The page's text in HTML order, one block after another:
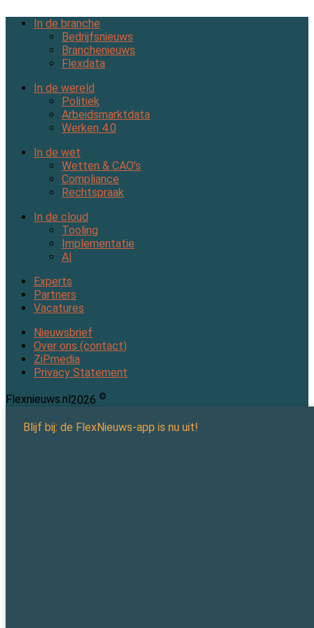
In de branche
Bedrijfsnieuws
Branchenieuws
Flexdata
In de wereld
Politiek
Arbeidsmarktdata
Werken 4.0
In de wet
Wetten & CAO’s
Compliance
Rechtspraak
In de cloud
Tooling
Implementatie
AI
Experts
Partners
Vacatures
Nieuwsbrief
Over ons (contact)
ZiPmedia
Privacy Statement
Flexnieuws.nl 2026 ©
Blijf bij: de FlexNieuws-app is nu uit!